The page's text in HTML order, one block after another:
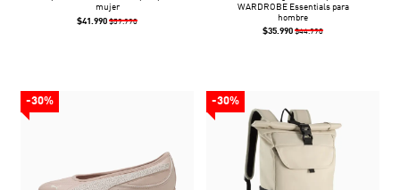
mujer
$41.990 $59.990
WARDROBE Essentials para
hombre
$35.990 $44.990
-30% -30%